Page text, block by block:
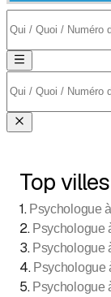
Top
1. Psychologue
2. Psychologue
3. Psychologue
4. Psychologue
5. Psychologue